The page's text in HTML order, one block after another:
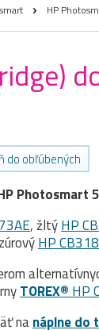
HP
do obľúbených
Photosmart
, žltýHP
HP
TOREX® HP
nanáplne do